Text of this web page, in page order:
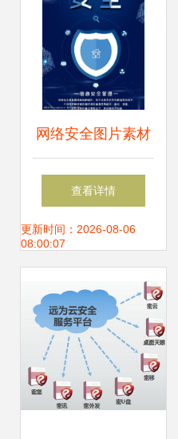
网络安全图片素材
与网络信息安全软
件开发指南
查看详情
更新时间：2026-08-06
08:00:07